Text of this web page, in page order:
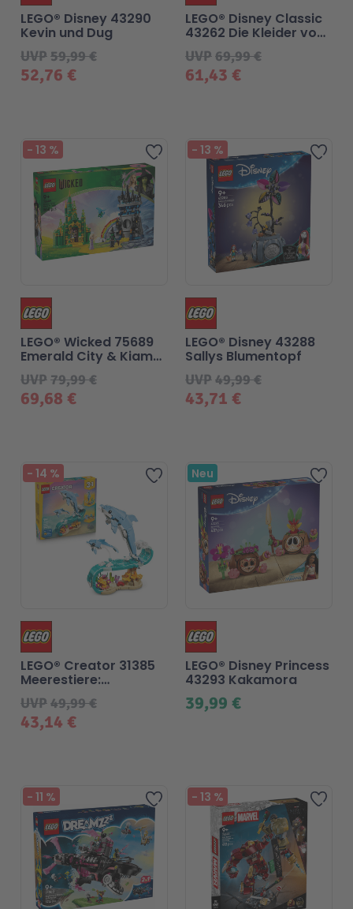
Malen & Zeichnen
Marvel™ Super Heroes
Minecraft™
Minifiguren
NINJAGO®
Speed Champions
Super Mario
Technic
Seltene Artikel
LEGO® Blumen
Knights
NOVELMORE
Sports Action
VW
Wiltopia
Cars
Spiel-Ei
52,76 €
UVP59,99 €
LEGO® Disney 43290
Kevin und Dug
61,43 €
UVP69,99 €
LEGO® Disney Classic
43262 Die Kleider von
Malefiz und Cruella De
Vil
Zur Wunschliste
- 13 %
69,68 €
UVP79,99 €
LEGO® Wicked 75689
Emerald City & Kiamo
Ko Castle
- 13 %
43,71 €
UVP49,99 €
LEGO® Disney 43288
Sallys Blumentopf
Zur Wunschliste
- 14 %
43,14 €
UVP49,99 €
LEGO® Creator 31385
Meerestiere:
Wunderschöne Delfine
Neu
39,99 €
LEGO® Disney Princess
43293 Kakamora
Zur Wunschliste
- 11 % - 13 %